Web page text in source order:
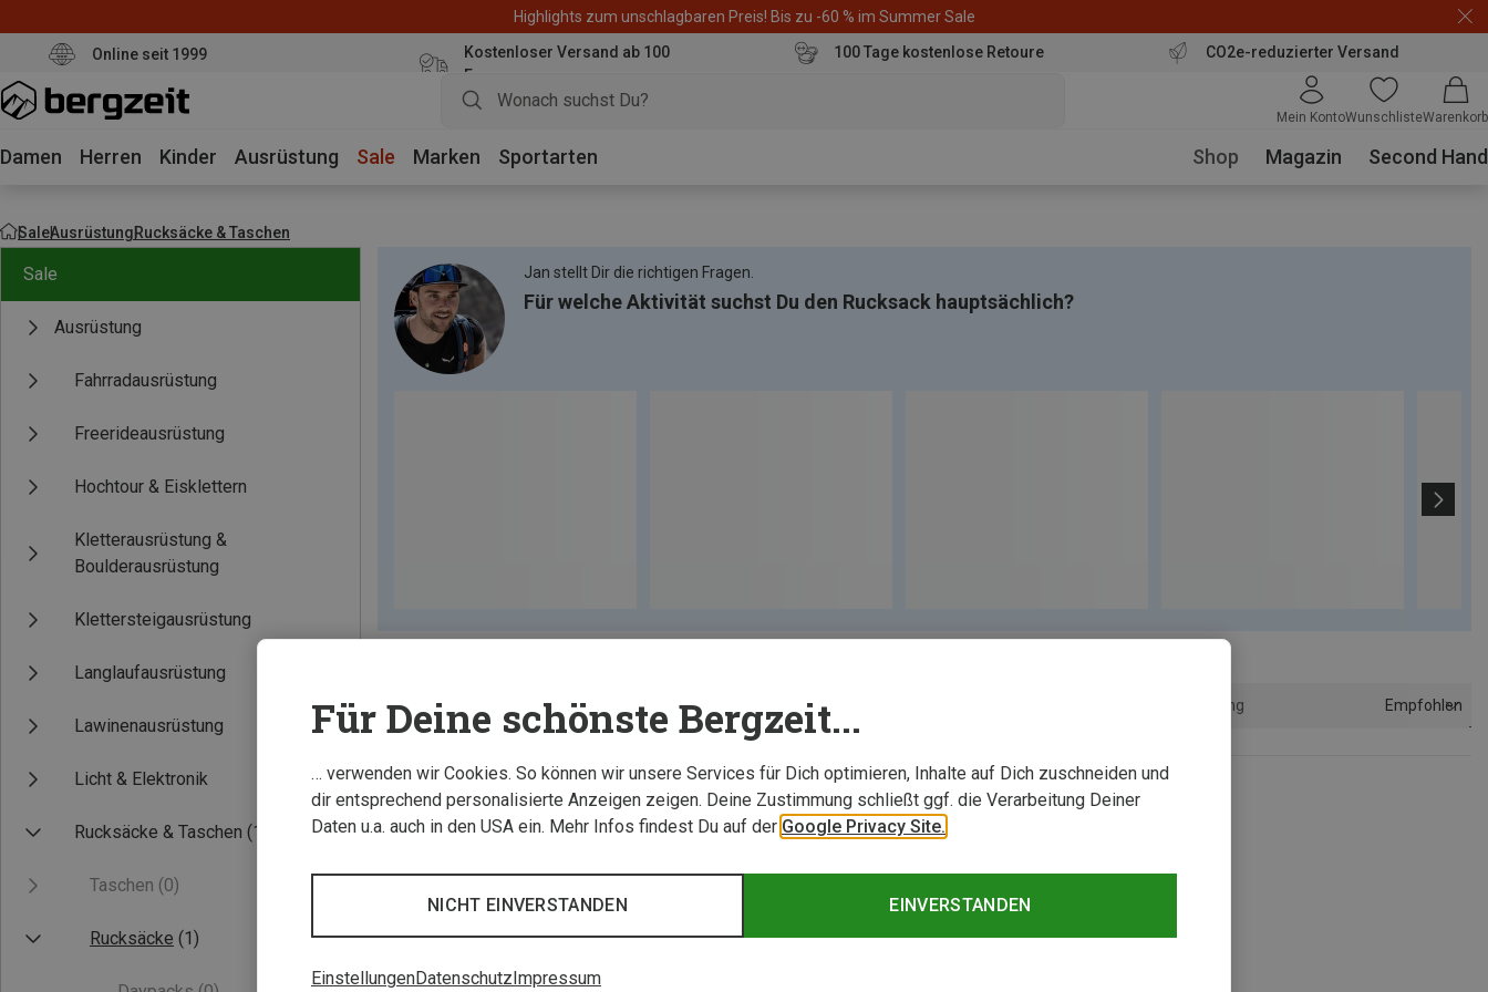
Highlights zum unschlagbaren Preis! Bis zu -60 % im Summer Sale
Online seit 1999
Kostenloser Versand ab 100
Euro
100 Tage kostenlose Retoure CO2e-reduzierter Versand
Mein KontoWunschlisteWarenkorb
Damen Herren Kinder Ausrüstung Sale Marken Sportarten Shop Magazin Second Hand
SaleAusrüstungRucksäcke & Taschen
Sale
Ausrüstung
Fahrradausrüstung
Freerideausrüstung
Hochtour & Eisklettern
Kletterausrüstung &
Boulderausrüstung
Klettersteigausrüstung
Langlaufausrüstung
Lawinenausrüstung
Licht & Elektronik
Rucksäcke & Taschen (1)
Taschen (0)
Rucksäcke (1)
Jan stellt Dir die richtigen Fragen.
Für welche Aktivität suchst Du den Rucksack hauptsächlich?
Sortierung Empfohlen
Für Deine schönste Bergzeit...
… verwenden wir Cookies. So können wir unsere Services für Dich optimieren, Inhalte auf Dich zuschneiden und
dir entsprechend personalisierte Anzeigen zeigen. Deine Zustimmung schließt ggf. die Verarbeitung Deiner
Daten u.a. auch in den USA ein. Mehr Infos findest Du auf der Google Privacy Site.
EINVERSTANDEN
NICHT EINVERSTANDEN
EinstellungenDatenschutzImpressum